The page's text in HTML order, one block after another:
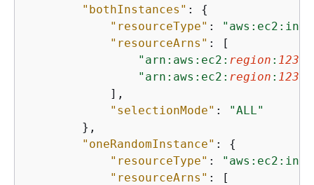
"bothInstances" : {
"resourceType" :
"resourceArns" : [
"arn:aws:ec2: region :
"arn:aws:ec2: region :
            ],
"selectionMode" :
"ALL"
        },
"oneRandomInstance" : {
"resourceType" :
"resourceArns" : [